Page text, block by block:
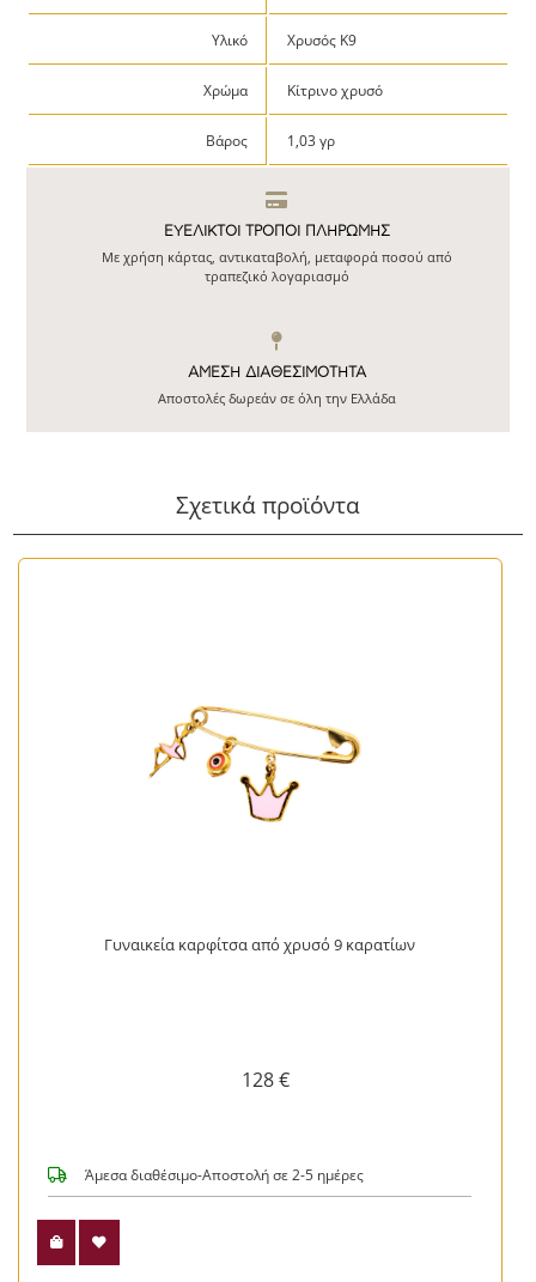
Υλικό Χρυσός Κ9
Χρώμα Κίτρινο χρυσό
Βάρος 1,03 γρ
ΕΥΕΛΙΚΤΟΙ ΤΡΟΠΟΙ ΠΛΗΡΩΜΗΣ
Με χρήση κάρτας, αντικαταβολή, μεταφορά ποσού από
τραπεζικό λογαριασμό
ΆΜΕΣΗ ΔΙΑΘΕΣΙΜΌΤΗΤΑ
Αποστολές δωρεάν σε όλη την Ελλάδα
Σχετικά προϊόντα
Γυναικεία καρφίτσα από χρυσό 9 καρατίων
128 €
Άμεσα διαθέσιμο-Αποστολή σε 2-5 ημέρες